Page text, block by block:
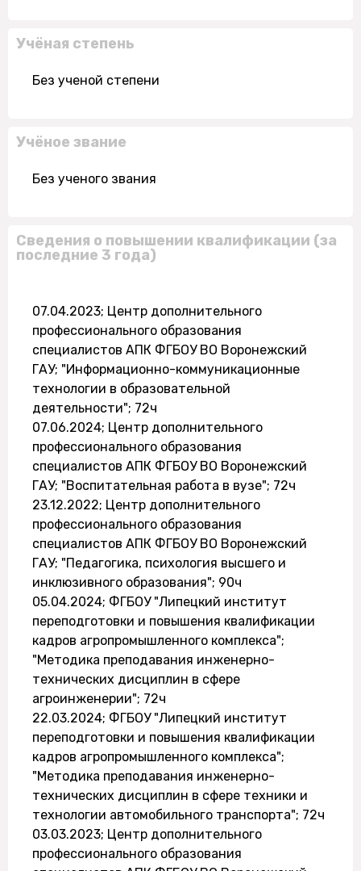
Учёная степень
Без ученой степени
Учёное звание
Без ученого звания
Сведения о повышении квалификации (за
последние 3 года)
07.04.2023; Центр дополнительного
профессионального образования
специалистов АПК ФГБОУ ВО Воронежский
ГАУ; "Информационно-коммуникационные
технологии в образовательной
деятельности"; 72ч
07.06.2024; Центр дополнительного
профессионального образования
специалистов АПК ФГБОУ ВО Воронежский
ГАУ; "Воспитательная работа в вузе"; 72ч
23.12.2022; Центр дополнительного
профессионального образования
специалистов АПК ФГБОУ ВО Воронежский
ГАУ; "Педагогика, психология высшего и
инклюзивного образования"; 90ч
05.04.2024; ФГБОУ "Липецкий институт
переподготовки и повышения квалификации
кадров агропромышленного комплекса";
"Методика преподавания инженерно-
технических дисциплин в сфере
агроинженерии"; 72ч
22.03.2024; ФГБОУ "Липецкий институт
переподготовки и повышения квалификации
кадров агропромышленного комплекса";
"Методика преподавания инженерно-
технических дисциплин в сфере техники и
технологии автомобильного транспорта"; 72ч
03.03.2023; Центр дополнительного
профессионального образования